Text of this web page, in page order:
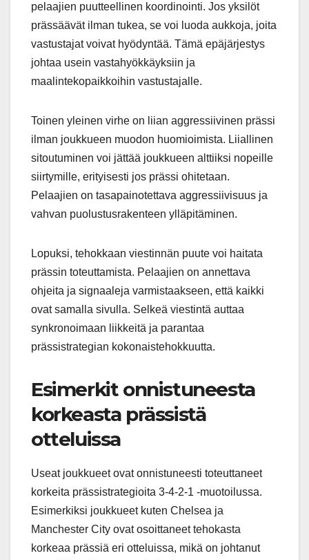
pelaajien puutteellinen koordinointi. Jos yksilöt
prässäävät ilman tukea, se voi luoda aukkoja, joita
vastustajat voivat hyödyntää. Tämä epäjärjestys
johtaa usein vastahyökkäyksiin ja
maalintekopaikkoihin vastustajalle.
Toinen yleinen virhe on liian aggressiivinen prässi
ilman joukkueen muodon huomioimista. Liiallinen
sitoutuminen voi jättää joukkueen alttiiksi nopeille
siirtymille, erityisesti jos prässi ohitetaan.
Pelaajien on tasapainotettava aggressiivisuus ja
vahvan puolustusrakenteen ylläpitäminen.
Lopuksi, tehokkaan viestinnän puute voi haitata
prässin toteuttamista. Pelaajien on annettava
ohjeita ja signaaleja varmistaakseen, että kaikki
ovat samalla sivulla. Selkeä viestintä auttaa
synkronoimaan liikkeitä ja parantaa
prässistrategian kokonaistehokkuutta.
Esimerkit onnistuneesta
korkeasta prässistä
otteluissa
Useat joukkueet ovat onnistuneesti toteuttaneet
korkeita prässistrategioita 3-4-2-1 -muotoilussa.
Esimerkiksi joukkueet kuten Chelsea ja
Manchester City ovat osoittaneet tehokasta
korkeaa prässiä eri otteluissa, mikä on johtanut